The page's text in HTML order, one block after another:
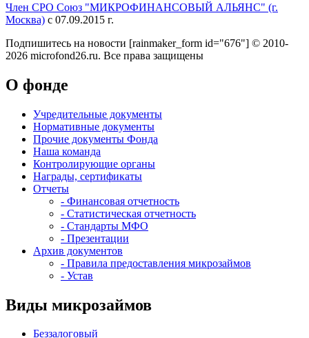
Член СРО Союз "МИКРОФИНАНСОВЫЙ АЛЬЯНС" (г.
Москва) с 07.09.2015 г.
Подпишитесь на новости [rainmaker_form id="676"] © 2010-
2026 microfond26.ru. Все права защищены
О фонде
Учредительные документы
Нормативные документы
Прочие документы Фонда
Наша команда
Контролирующие органы
Награды, сертификаты
Отчеты
- Финансовая отчетность
- Статистическая отчетность
- Стандарты МФО
- Презентации
Архив документов
- Правила предоставления микрозаймов
- Устав
Виды микрозаймов
Беззалоговый